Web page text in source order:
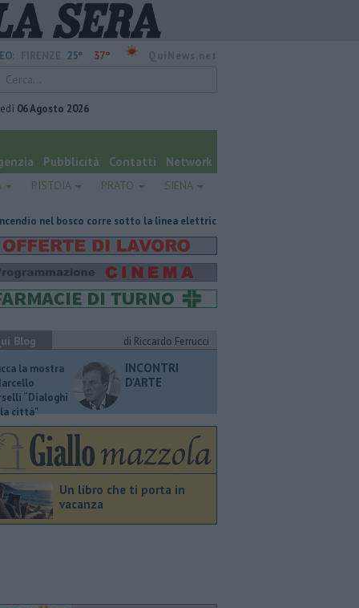
25° 37°
06 Agosto 2026
Pubblicità Contatti Network
PISTOIA PRATO SIENA
corre sotto la linea elettrica Hub delle energie rinnovabili nell'ex
Blog
di Riccardo Ferrucci
la mostra
“Dialoghi
la città"
INCONTRI
D'ARTE
Un libro che ti porta in
vacanza